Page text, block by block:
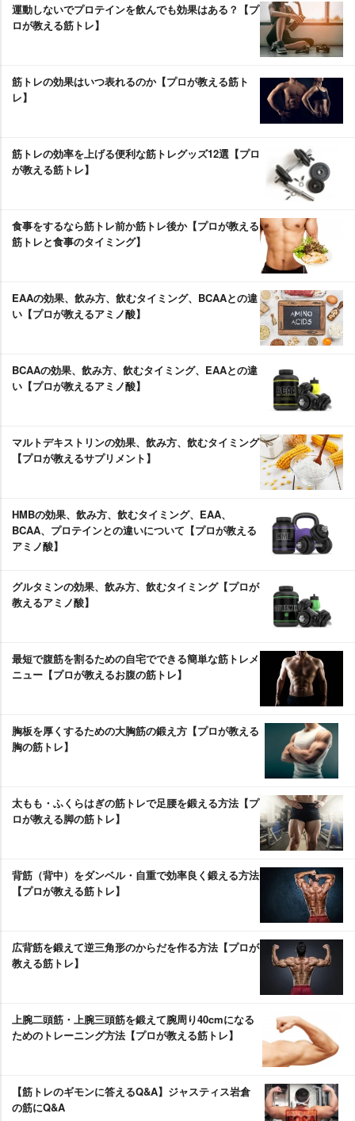
運動しないでプロテインを飲んでも効果はある？【プ
ロが教える筋トレ】
筋トレの効果はいつ表れるのか【プロが教える筋ト
レ】
筋トレの効率を上げる便利な筋トレグッズ12選【プロ
が教える筋トレ】
食事をするなら筋トレ前か筋トレ後か【プロが教える
筋トレと食事のタイミング】
EAAの効果、飲み方、飲むタイミング、BCAAとの違
い【プロが教えるアミノ酸】
BCAAの効果、飲み方、飲むタイミング、EAAとの違
い【プロが教えるアミノ酸】
マルトデキストリンの効果、飲み方、飲むタイミング
【プロが教えるサプリメント】
HMBの効果、飲み方、飲むタイミング、EAA、
BCAA、プロテインとの違いについて【プロが教える
アミノ酸】
グルタミンの効果、飲み方、飲むタイミング【プロが
教えるアミノ酸】
最短で腹筋を割るための自宅でできる簡単な筋トレメ
ニュー【プロが教えるお腹の筋トレ】
胸板を厚くするための大胸筋の鍛え方【プロが教える
胸の筋トレ】
太もも・ふくらはぎの筋トレで足腰を鍛える方法【プ
ロが教える脚の筋トレ】
背筋（背中）をダンベル・自重で効率良く鍛える方法
【プロが教える筋トレ】
広背筋を鍛えて逆三角形のからだを作る方法【プロが
教える筋トレ】
上腕二頭筋・上腕三頭筋を鍛えて腕周り40cmになる
ためのトレーニング方法【プロが教える筋トレ】
【筋トレのギモンに答えるQ&A】ジャスティス岩倉
の筋にQ&A